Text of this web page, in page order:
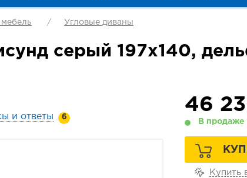
мебель Угловые диваны
серый 197х140,
и ответы 6
46
В продаже
Купить